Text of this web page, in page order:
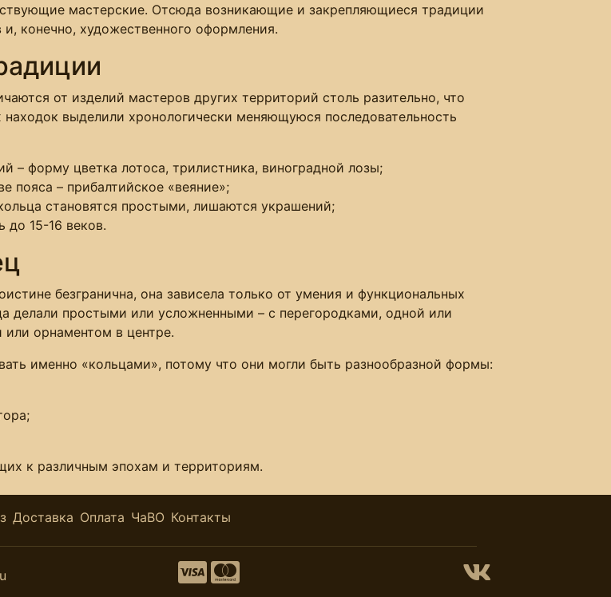
мастерские. Отсюда возникающие и закрепляющиеся традиции
конечно, художественного оформления.
от изделий мастеров других территорий столь разительно, что
выделили хронологически меняющуюся последовательность
– форму цветка лотоса, трилистника, виноградной лозы;
пояса – прибалтийское «веяние»;
становятся простыми, лишаются украшений;
до 15-16 веков.
безгранична, она зависела только от умения и функциональных
делали простыми или усложненными – с перегородками, одной или
орнаментом в центре.
именно «кольцами», потому что они могли быть разнообразной формы:
к различным эпохам и территориям.
Доставка Оплата ЧаВО Контакты